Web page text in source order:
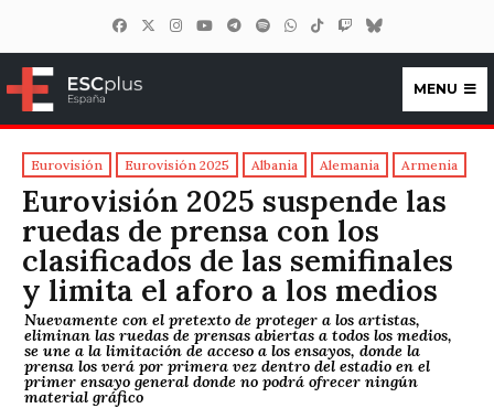
ESCplus España
MENU
Eurovisión Eurovisión 2025 Albania Alemania Armenia
Eurovisión 2025 suspende las
ruedas de prensa con los
clasificados de las semifinales
y limita el aforo a los medios
Nuevamente con el pretexto de proteger a los artistas,
eliminan las ruedas de prensas abiertas a todos los medios,
se une a la limitación de acceso a los ensayos, donde la
prensa los verá por primera vez dentro del estadio en el
primer ensayo general donde no podrá ofrecer ningún
material gráfico